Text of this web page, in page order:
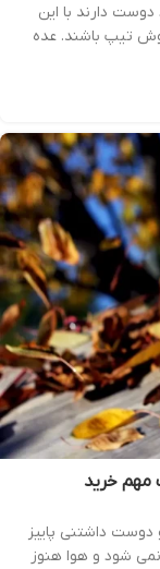
دارند با این
تیپ باشند. عده
داشتنی پاییز
شود و هوا هنوز